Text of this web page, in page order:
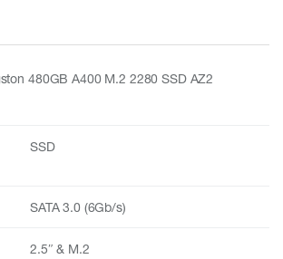
480GB A400 M.2 2280 SSD AZ2
SSD
SATA 3.0 (6Gb/s)
2.5″ & M.2